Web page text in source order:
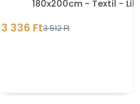
180x200cm - Textil - Lila-
(CN7339)
3 336 Ft3 512 Ft